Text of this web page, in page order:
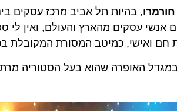
, בהיות תל אביב מרכז עסקים
עסקים מהארץ והעולם, ואין לי ספק
ואישי, כמיטב המסורת המקובלת בכל
האופרה שהוא בעל הסטוריה